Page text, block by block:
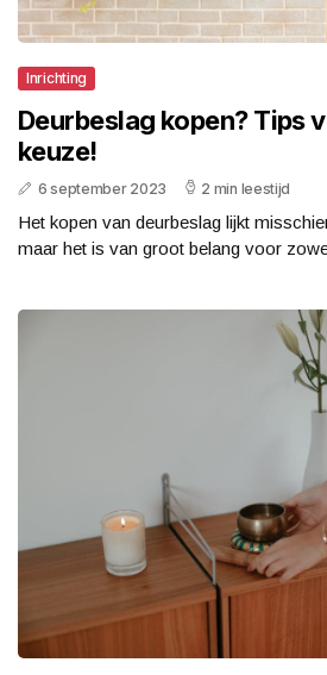
Inrichting
Deurbeslag kopen? Tips
keuze!
6 september 2023 2 min leestijd
Het kopen van deurbeslag lijkt
maar het is van groot belang voor